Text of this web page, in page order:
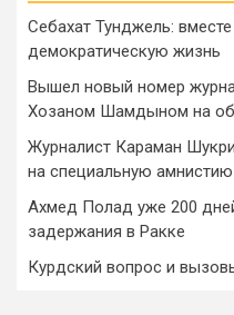
Себахат Тунджель:
демократическую жизнь
Вышел новый номер
Хозаном Шамдыном на
Журналист Караман
на специальную амнистию
Ахмед Полад уже 200
задержания в Ракке
Курдский вопрос и